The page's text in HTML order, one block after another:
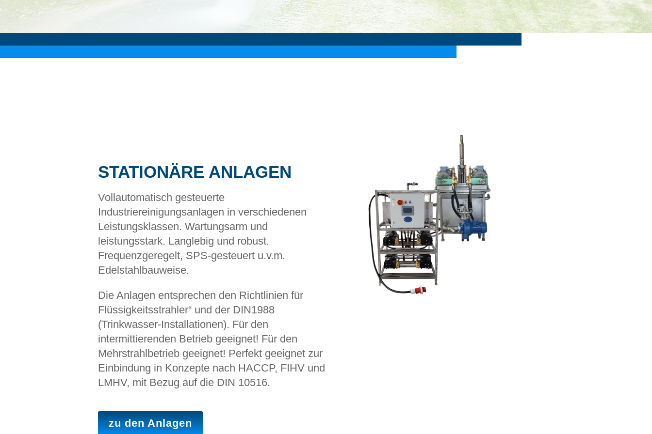
STATIONÄRE ANLAGEN
Vollautomatisch gesteuerte
Industriereinigungsanlagen in verschiedenen
Leistungsklassen. Wartungsarm und
leistungsstark. Langlebig und robust.
Frequenzgeregelt, SPS-gesteuert u.v.m.
Edelstahlbauweise.
Die Anlagen entsprechen den Richtlinien für
Flüssigkeitsstrahler“ und der DIN1988
(Trinkwasser-Installationen). Für den
intermittierenden Betrieb geeignet! Für den
Mehrstrahlbetrieb geeignet! Perfekt geeignet zur
Einbindung in Konzepte nach HACCP, FIHV und
LMHV, mit Bezug auf die DIN 10516.
zu den Anlagen